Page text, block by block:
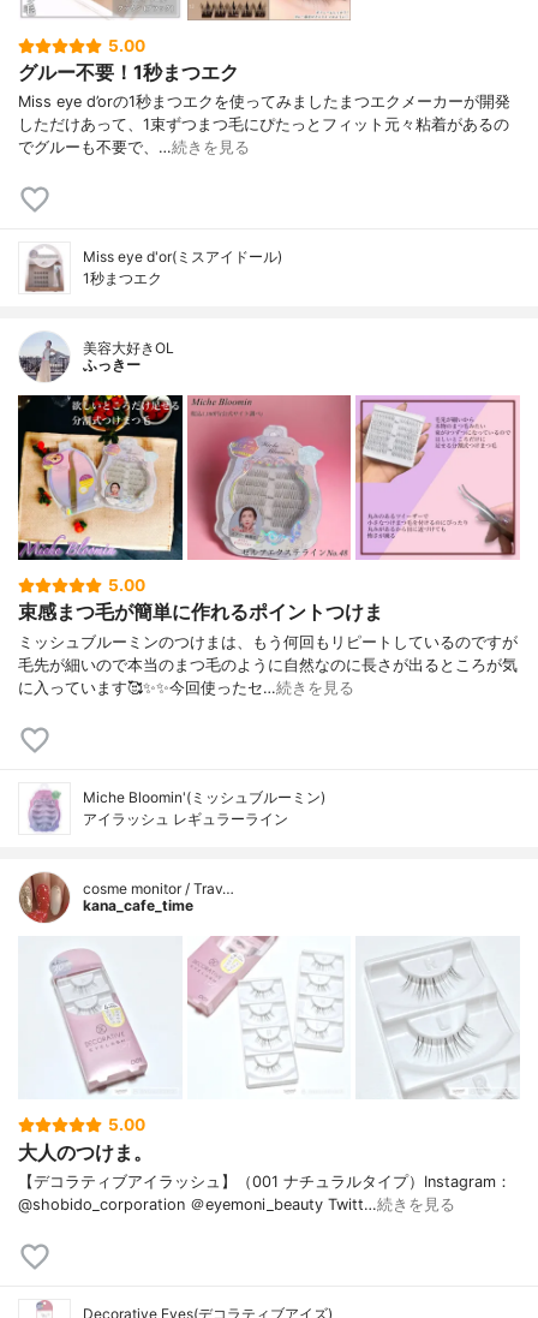
5.00
グルー不要！1秒まつエク
Miss eye d’orの1秒まつエクを使ってみましたまつエクメーカーが開発
しただけあって、1束ずつまつ毛にぴたっとフィット元々粘着があるの
でグルーも不要で、…続きを見る
Miss eye d'or(ミスアイドール)
1秒まつエク
美容大好きOL
ふっきー
5.00
束感まつ毛が簡単に作れるポイントつけま
ミッシュブルーミンのつけまは、もう何回もリピートしているのですが
毛先が細いので本当のまつ毛のように自然なのに長さが出るところが気
に入っています🥰✨✨今回使ったセ…続きを見る
Miche Bloomin'(ミッシュブルーミン)
アイラッシュ レギュラーライン
cosme monitor / Trav…
kana_cafe_time
5.00
大人のつけま。
【デコラティブアイラッシュ】（001 ナチュラルタイプ）Instagram：
@shobido_corporation ＠eyemoni_beauty Twitt…続きを見る
Decorative Eyes(デコラティブアイズ)